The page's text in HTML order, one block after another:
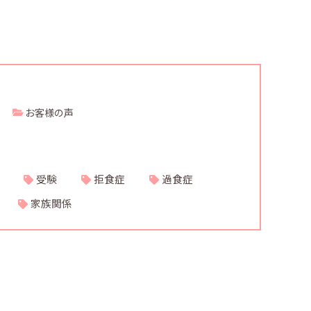
お客様の声
受験 拒食症
過食症
家族関係